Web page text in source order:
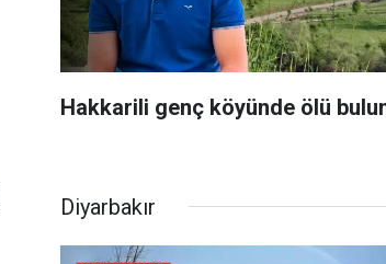
Hakkarili genç köyünde ölü
Diyarbakır